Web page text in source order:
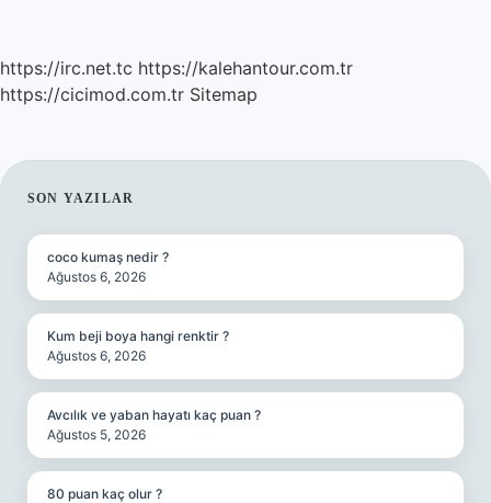
https://irc.net.tc https://kalehantour.com.tr
https://cicimod.com.tr Sitemap
SIDEBAR
SON YAZILAR
coco kumaş nedir ?
Ağustos 6, 2026
Kum beji boya hangi renktir ?
Ağustos 6, 2026
Avcılık ve yaban hayatı kaç puan ?
Ağustos 5, 2026
80 puan kaç olur ?